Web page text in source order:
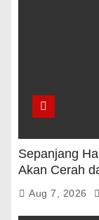
Sepanjang
Akan Cerah
Aug 7, 2026